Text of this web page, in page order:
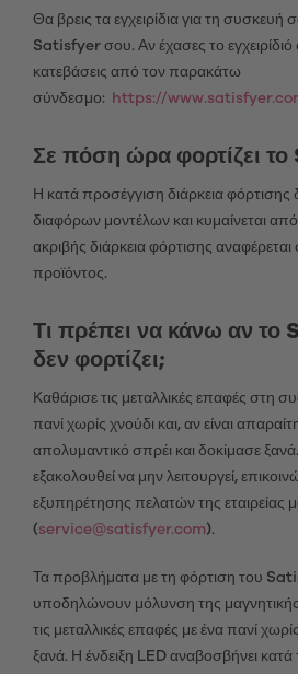
Θα βρεις τα εγχειρίδια για τη
Satisfyer σου. Αν έχασες το εγχειρίδιό
κατεβάσεις από τον παρακάτω
σύνδεσμο:
https://
Σε πόση ώρα φορτίζει
Η κατά προσέγγιση διάρκεια φόρτισης
διαφόρων μοντέλων και κυμαίνεται
ακριβής διάρκεια φόρτισης αναφέρεται
προϊόντος.
Τι πρέπει να κάνω αν
δεν φορτίζει;
Καθάρισε τις μεταλλικές επαφές στη
πανί χωρίς χνούδι και, αν είναι
απολυμαντικό σπρέι και δοκίμασε
εξακολουθεί να μην λειτουργεί,
εξυπηρέτησης πελατών της εταιρείας
(service@satisfyer.com).
Τα προβλήματα με τη φόρτιση του
υποδηλώνουν μόλυνση της
τις μεταλλικές επαφές με ένα πανί
ξανά. Η ένδειξη LED αναβοσβήνει κατά